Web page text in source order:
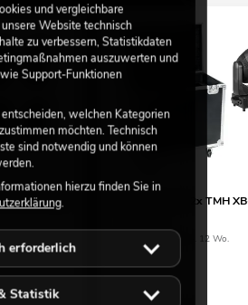
X1 Moving-
EUROLITE Set 2x TMH
Bestand reicht ca. 12 Wo.
und vergleichbare
Website technisch
zu verbessern, Statistikdaten
auszuwerten und
Support-Funktionen
welchen Kategorien
möchten. Technisch
sind notwendig und können
hierzu finden Sie in
.
erforderlich
Statistik